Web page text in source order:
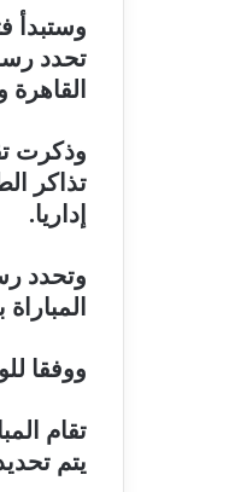
وستبدأ
تحدد
وذكرت
إداريا.
المباراة
ووفقا
يتم